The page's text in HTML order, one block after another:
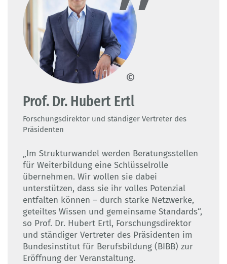
Prof. Dr. Hubert Ertl
Forschungsdirektor und ständiger Vertreter des
Präsidenten
„Im Strukturwandel werden Beratungsstellen
für Weiterbildung eine Schlüsselrolle
übernehmen. Wir wollen sie dabei
unterstützen, dass sie ihr volles Potenzial
entfalten können – durch starke Netzwerke,
geteiltes Wissen und gemeinsame Standards“,
so Prof. Dr. Hubert Ertl, Forschungsdirektor
und ständiger Vertreter des Präsidenten im
Bundesinstitut für Berufsbildung (BIBB) zur
Eröffnung der Veranstaltung.